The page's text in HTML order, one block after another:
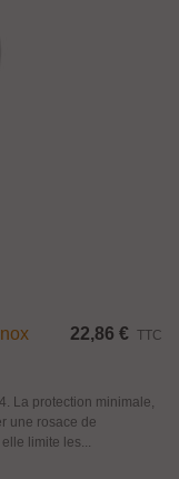
22,86 € TTC
La protection minimale,
une rosace de
limite les...